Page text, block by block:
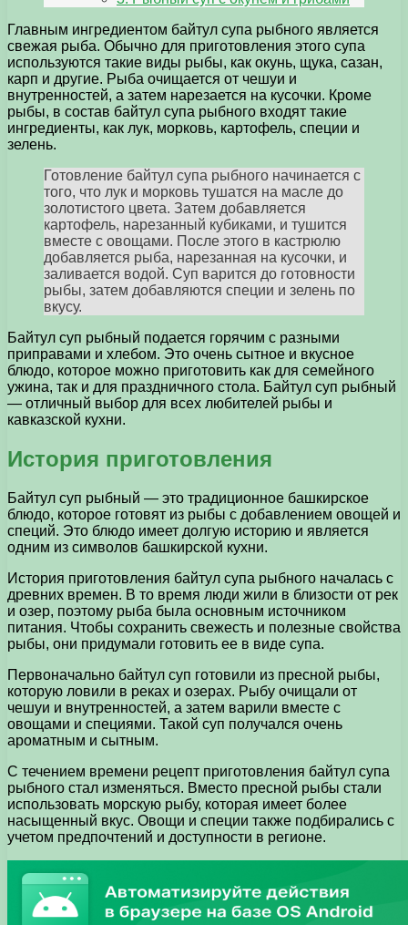
Главным ингредиентом байтул супа рыбного является
свежая рыба. Обычно для приготовления этого супа
используются такие виды рыбы, как окунь, щука, сазан,
карп и другие. Рыба очищается от чешуи и
внутренностей, а затем нарезается на кусочки. Кроме
рыбы, в состав байтул супа рыбного входят такие
ингредиенты, как лук, морковь, картофель, специи и
зелень.
Готовление байтул супа рыбного начинается с
того, что лук и морковь тушатся на масле до
золотистого цвета. Затем добавляется
картофель, нарезанный кубиками, и тушится
вместе с овощами. После этого в кастрюлю
добавляется рыба, нарезанная на кусочки, и
заливается водой. Суп варится до готовности
рыбы, затем добавляются специи и зелень по
вкусу.
Байтул суп рыбный подается горячим с разными
приправами и хлебом. Это очень сытное и вкусное
блюдо, которое можно приготовить как для семейного
ужина, так и для праздничного стола. Байтул суп рыбный
— отличный выбор для всех любителей рыбы и
кавказской кухни.
История приготовления
Байтул суп рыбный — это традиционное башкирское
блюдо, которое готовят из рыбы с добавлением овощей и
специй. Это блюдо имеет долгую историю и является
одним из символов башкирской кухни.
История приготовления байтул супа рыбного началась с
древних времен. В то время люди жили в близости от рек
и озер, поэтому рыба была основным источником
питания. Чтобы сохранить свежесть и полезные свойства
рыбы, они придумали готовить ее в виде супа.
Первоначально байтул суп готовили из пресной рыбы,
которую ловили в реках и озерах. Рыбу очищали от
чешуи и внутренностей, а затем варили вместе с
овощами и специями. Такой суп получался очень
ароматным и сытным.
С течением времени рецепт приготовления байтул супа
рыбного стал изменяться. Вместо пресной рыбы стали
использовать морскую рыбу, которая имеет более
насыщенный вкус. Овощи и специи также подбирались с
учетом предпочтений и доступности в регионе.